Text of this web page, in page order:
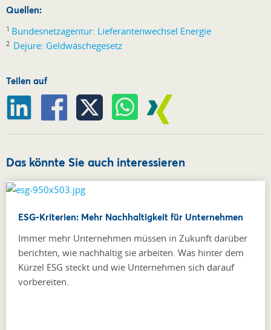
Quellen:
1 Bundesnetzagentur: Lieferantenwechsel Energie
2 Dejure: Geldwäschegesetz
Teilen auf
Das könnte Sie auch interessieren
ESG-Kriterien: Mehr Nachhaltigkeit für Unternehmen
Immer mehr Unternehmen müssen in Zukunft darüber
berichten, wie nachhaltig sie arbeiten. Was hinter dem
Kürzel ESG steckt und wie Unternehmen sich darauf
vorbereiten.